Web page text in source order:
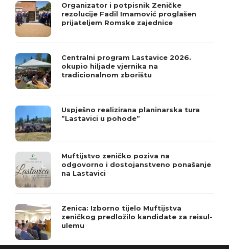
Organizator i potpisnik Zeničke
rezolucije Fadil Imamović proglašen
prijateljem Romske zajednice
Centralni program Lastavice 2026.
okupio hiljade vjernika na
tradicionalnom zborištu
Uspješno realizirana planinarska tura
”Lastavici u pohode”
Muftijstvo zeničko poziva na
odgovorno i dostojanstveno ponašanje
na Lastavici
Zenica: Izborno tijelo Muftijstva
zeničkog predložilo kandidate za reisul-
ulemu